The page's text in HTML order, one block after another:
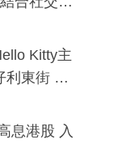
傳短片Kitty主
利東街 推
息港股 入